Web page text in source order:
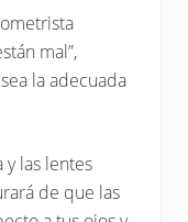
mal”,
la adecuada
las lentes
de que las